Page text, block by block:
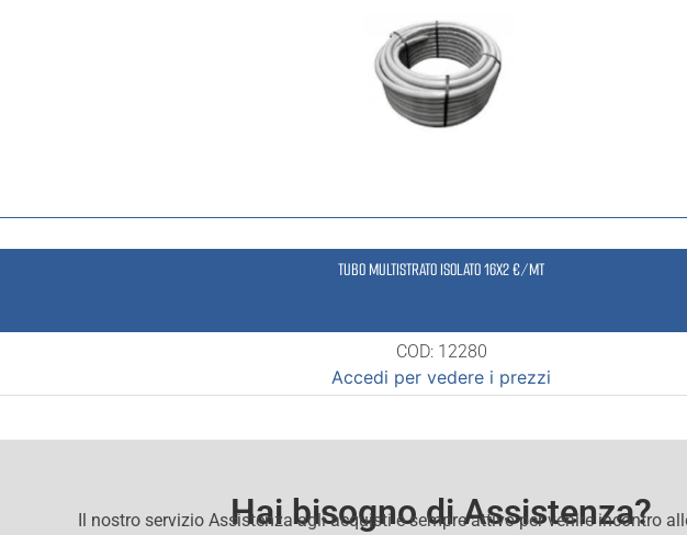
TUBO MULTISTRATO ISOLATO 16X2 €/MT
COD: 12280
Accedi per vedere i prezzi
Hai bisogno di Assistenza?
Il nostro servizio Assistenza agli acquisti e sempre attivo per venire incontro